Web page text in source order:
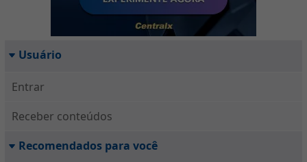
Usuário
Entrar
Receber conteúdos
Recomendados para você